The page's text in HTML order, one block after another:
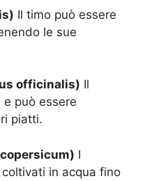
Il timo può essere
le sue
officinalis) Il
e può essere
piatti.
I
in acqua fino